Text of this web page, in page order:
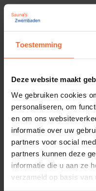
Toestemming
Deze website maakt
We gebruiken cookies
personaliseren, om
en om ons
informatie over uw
partners voor social
partners kunnen deze
informatie die u aan ze
verzameld op basis van